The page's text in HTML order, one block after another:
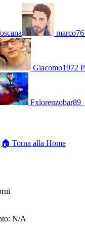
marco76
Giacomo1972
Fxlorenzobar89_
🏠 Torna alla Home
N/A